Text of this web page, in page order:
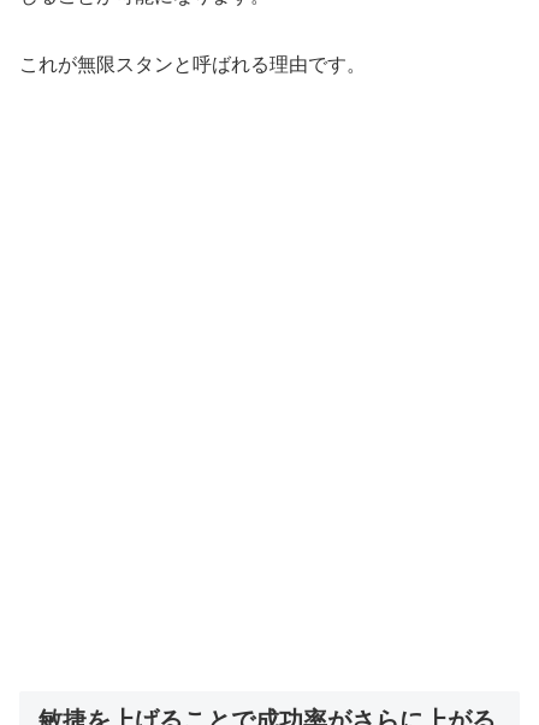
これが無限スタンと呼ばれる理由です。
敏捷を上げることで成功率がさらに上がる